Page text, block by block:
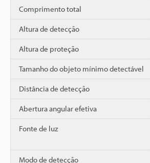
Comprimento total
Altura de detecção
Altura de proteção
Tamanho do objeto mínimo detectável
Distância de detecção
Abertura angular efetiva
Fonte de luz
Modo de detecção